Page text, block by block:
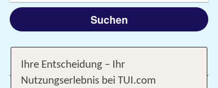
Suchen
1 Filter hinzugefügt
Ihre Entscheidung – Ihr
Nutzungserlebnis bei TUI.com